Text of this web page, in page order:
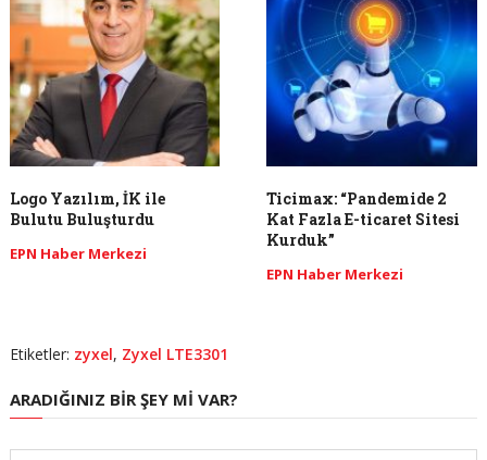
Logo Yazılım, İK ile
Bulutu Buluşturdu
EPN Haber Merkezi
Ticimax: “​Pandemide 2
Kat Fazla E-ticaret Sitesi
Kurduk”
EPN Haber Merkezi
Etiketler: zyxel, Zyxel LTE3301
ARADIĞINIZ BIR ŞEY MI VAR?